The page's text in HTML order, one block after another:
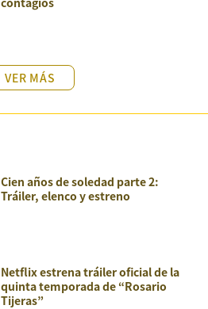
VER MÁS
Cien años de soledad parte 2:
Tráiler, elenco y estreno
Netflix estrena tráiler oficial de la
quinta temporada de “Rosario
Tijeras”